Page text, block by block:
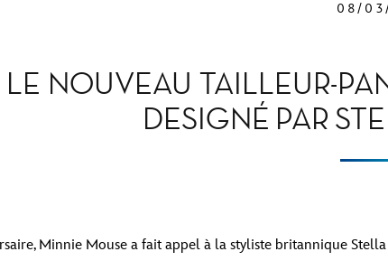
08/
LE NOUVEAU TAILLEUR-
DESIGNÉ PAR
Minnie Mouse a fait appel à la styliste britannique